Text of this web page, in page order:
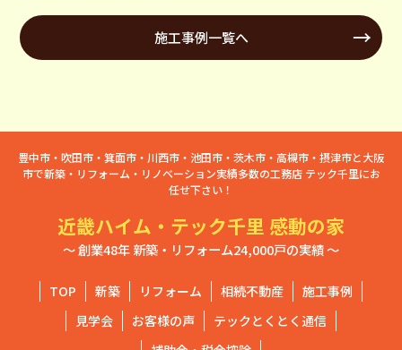
施工事例一覧へ
豊中市・吹田市・箕面市・川西市・池田市・茨木市・高槻市・摂津市と大阪
市で新築・リフォーム・リノベーション実績多数の工務店 テック千里にお
任せ下さい！
近畿ハイム・テック千里 感動の家
～ 創業48年 新築・リフォーム24,000戸の実績 ～
TOP 新築 リフォーム 相続不動産
施工事例
見学会
お客様の声
テックとくとく通信